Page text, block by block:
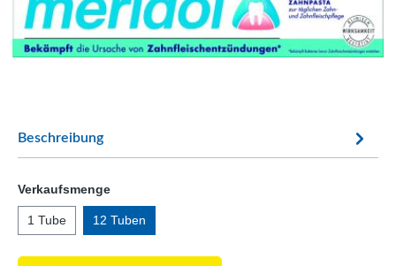
Beschreibung
Verkaufsmenge
1 Tube 12 Tuben